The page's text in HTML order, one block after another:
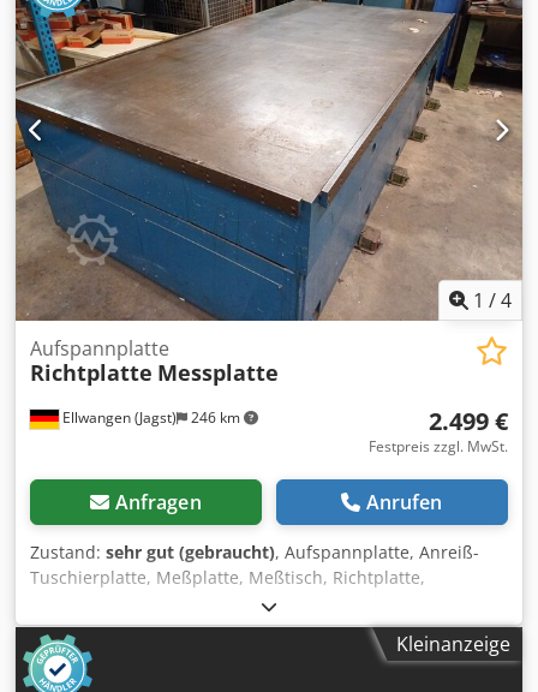
1 /4
Ellwangen (Jagst) 246 km
Aufspannplatte
Richtplatte Messplatte
2.499 €
Festpreis zzgl. MwSt.
Anfragen Anrufen
Zustand: sehr gut (gebraucht), Aufspannplatte, Anreiß-
Tuschierplatte, Meßplatte, Meßtisch, Richtplatte,
Anreissplatte Crjdpfjuba Hvsx Acgef -Aufspannplatte: mit
Stützrippen, auf massivem Untergestell -Platte: mit
Stützrippen -Abmessung (LxBxH): ca. 3100x1600x8000 mm
-Gewicht: ca. 4500 kg
Kleinanzeige